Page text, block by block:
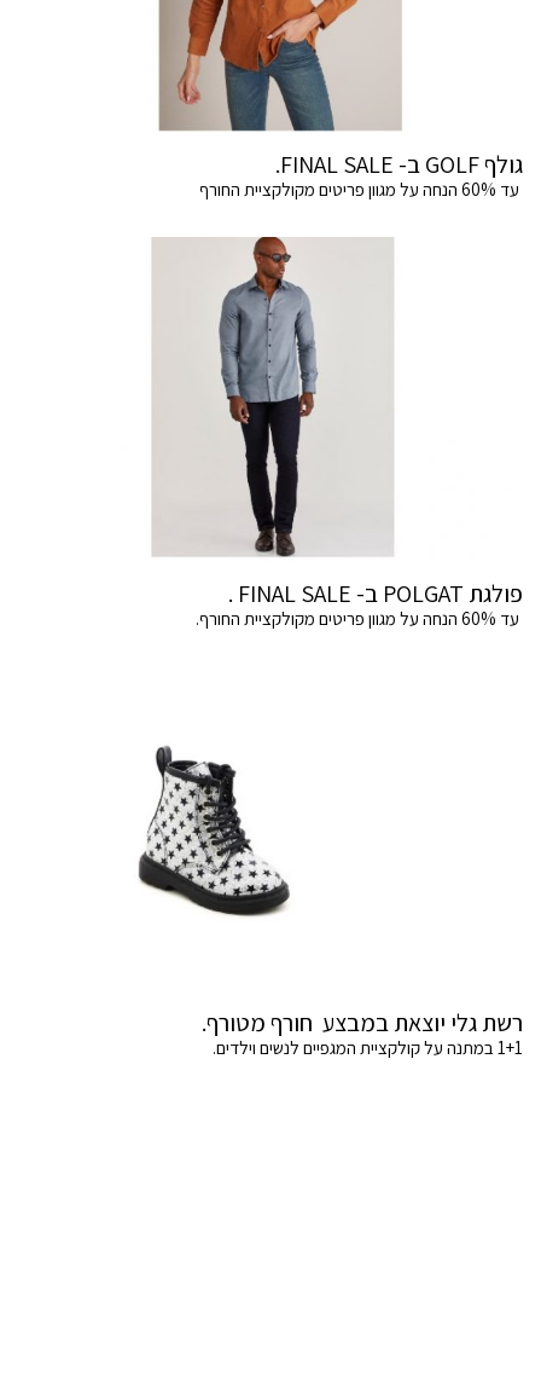
גולף GOLF ב- FINAL SALE.
עד 60% הנחה על מגוון פריטים מקולקציית החורף
פולגת POLGAT ב- FINAL SALE .
עד 60% הנחה על מגוון פריטים מקולקציית החורף.
רשת גלי יוצאת במבצע חורף מטורף.
1+1 במתנה על קולקציית המגפיים לנשים וילדים.